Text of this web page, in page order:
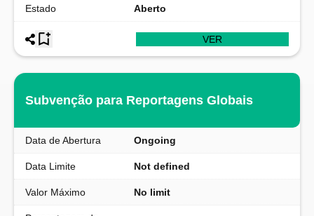
Estado Aberto
VER
Subvenção para Reportagens Globais
Data de Abertura Ongoing
Data Limite Not defined
Valor Máximo No limit